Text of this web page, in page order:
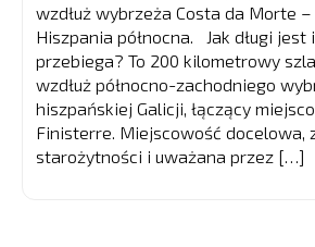
wzdłuż wybrzeża Costa da Morte –
Hiszpania północna. Jak długi jest
przebiega? To 200 kilometrowy
wzdłuż północno-zachodniego
hiszpańskiej Galicji, łączący
Finisterre. Miejscowość docelowa,
starożytności i uważana przez […]